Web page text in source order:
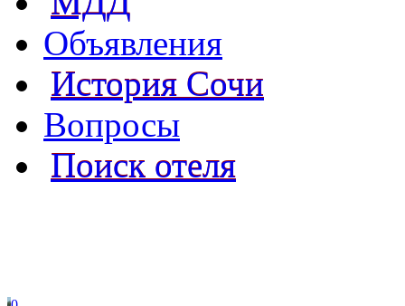
Объявления
История Сочи
Вопросы
Поиск отеля